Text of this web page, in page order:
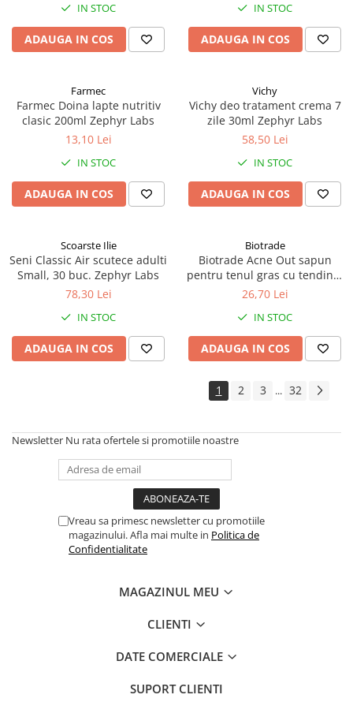
IN STOC
ADAUGA IN COS
IN STOC
ADAUGA IN COS
Farmec
Farmec Doina lapte nutritiv
clasic 200ml Zephyr Labs
13,10 Lei
IN STOC
ADAUGA IN COS
Vichy
Vichy deo tratament crema 7
zile 30ml Zephyr Labs
58,50 Lei
IN STOC
ADAUGA IN COS
Scoarste Ilie
Seni Classic Air scutece adulti
Small, 30 buc. Zephyr Labs
78,30 Lei
IN STOC
ADAUGA IN COS
Biotrade
Biotrade Acne Out sapun
pentru tenul gras cu tendinta
acneica, 100g Zephyr Labs
26,70 Lei
IN STOC
ADAUGA IN COS
1 2 3 ... 32
Newsletter Nu rata ofertele si promotiile noastre
Vreau sa primesc newsletter cu promotiile
magazinului. Afla mai multe in Politica de
Confidentialitate
MAGAZINUL MEU
CLIENTI
DATE COMERCIALE
SUPORT CLIENTI